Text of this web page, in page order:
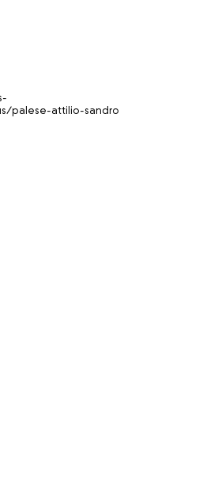
palese-attilio-sandro